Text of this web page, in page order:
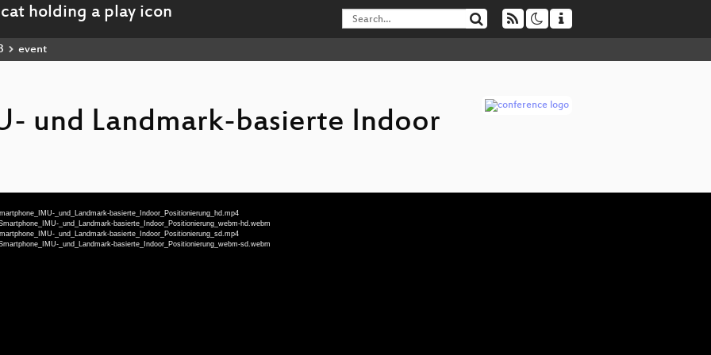
event
und Landmark-basierte Indoor
_und_Landmark-basierte_Indoor_Positionierung_hd.mp4
_und_Landmark-basierte_Indoor_Positionierung_webm-hd.webm
_und_Landmark-basierte_Indoor_Positionierung_sd.mp4
_und_Landmark-basierte_Indoor_Positionierung_webm-sd.webm